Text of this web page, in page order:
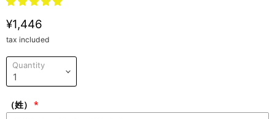
¥1,446
tax included
Quantity
（姓）